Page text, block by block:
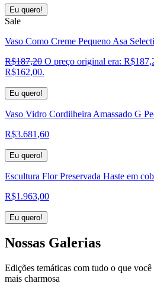
Eu quero!
Sale
Vaso Como Creme Pequeno Asa
R$187,20 O preço original era:
R$162,00.
Eu quero!
Vaso Vidro Cordilheira Amassado G
R$3.681,60
Eu quero!
Escultura Flor Preservada Haste em
R$1.963,00
Eu quero!
Nossas Galerias
Edições temáticas com tudo o que você
mais charmosa